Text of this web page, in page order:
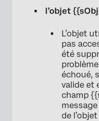
l’objet
L’objet
pas
été
échoué,
valide et
champ
de